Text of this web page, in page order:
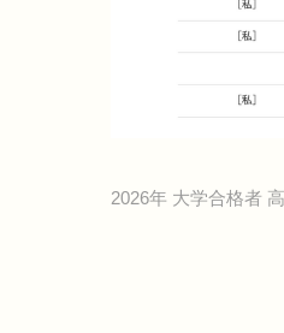
2026年 大学合格者